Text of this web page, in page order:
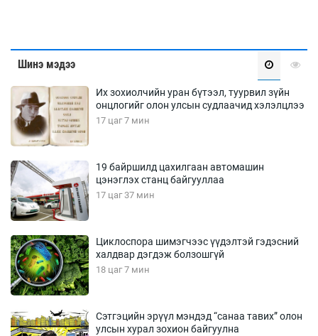
Шинэ мэдээ
Их зохиолчийн уран бүтээл, туурвил зүйн
онцлогийг олон улсын судлаачид хэлэлцлээ
17 цаг 7 мин
19 байршилд цахилгаан автомашин
цэнэглэх станц байгууллаа
17 цаг 37 мин
Циклоспора шимэгчээс үүдэлтэй гэдэсний
халдвар дэгдэж болзошгүй
18 цаг 7 мин
Сэтгэцийн эрүүл мэндэд “санаа тавих” олон
улсын хурал зохион байгуулна